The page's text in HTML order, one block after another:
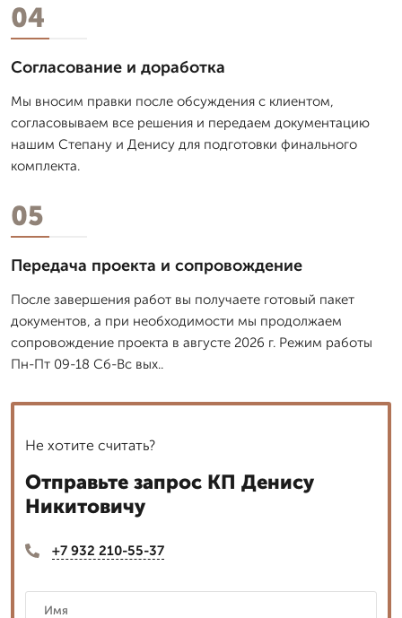
04
Согласование и доработка
Мы вносим правки после обсуждения с клиентом,
согласовываем все решения и передаем документацию
нашим Степану и Денису для подготовки финального
комплекта.
05
Передача проекта и сопровождение
После завершения работ вы получаете готовый пакет
документов, а при необходимости мы продолжаем
сопровождение проекта в августе 2026 г. Режим работы
Пн-Пт 09-18 Сб-Вс вых..
Не хотите считать?
Отправьте запрос КП Денису
Никитовичу
+7 932 210-55-37